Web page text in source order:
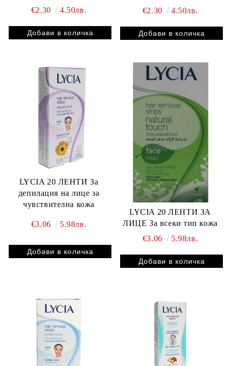
€2.30
4.50лв.
€2.30
4.50лв.
LYCIA 20 ЛЕНТИ За
депилация на лице за
чувствителна кожа
€3.06 5.98лв.
LYCIA 20 ЛЕНТИ ЗА
ЛИЦЕ За всеки тип кожа
€3.06
5.98лв.